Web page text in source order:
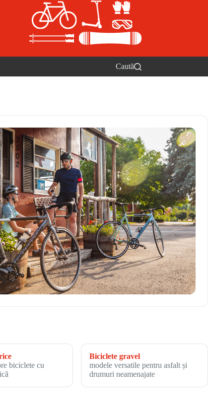
Caută
biciclete cu
Biciclete gravel
modele versatile pentru asfalt și
drumuri neamenajate